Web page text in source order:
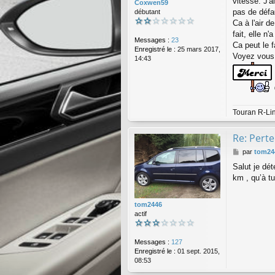
Coxwen59
débutant
Messages : 23
Enregistré le : 25 mars 2017,
14:43
pas de
Ca à l'air
fait, elle
Ca peut le
Voyez
Touran R-
tom2446
actif
Messages : 127
Enregistré le : 01 sept. 2015,
08:53
Re:
M
s
s
par
Salut je
km , qu’à